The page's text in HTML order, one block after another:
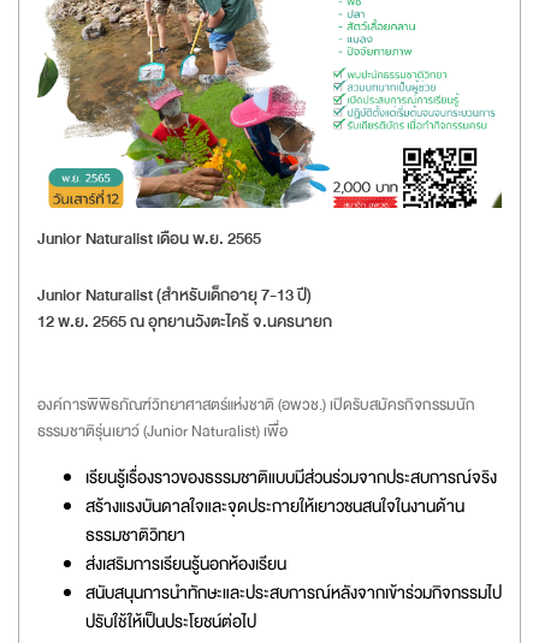
Junior Naturalist เดือน พ.ย. 2565
Junior Naturalist (สำหรับเด็กอายุ 7-13 ปี)
12 พ.ย. 2565 ณ อุทยานวังตะไคร้ จ.นครนายก
องค์การพิพิธภัณฑ์วิทยาศาสตร์แห่งชาติ (อพวช.) เปิดรับสมัครกิจกรรมนัก
ธรรมชาติรุ่นเยาว์ (Junior Naturalist) เพื่อ
เรียนรู้เรื่องราวของธรรมชาติแบบมีส่วนร่วมจากประสบการณ์จริง
สร้างแรงบันดาลใจและจุดประกายให้เยาวชนสนใจในงานด้าน
ธรรมชาติวิทยา
ส่งเสริมการเรียนรู้นอกห้องเรียน
สนับสนุนการนำทักษะและประสบการณ์หลังจากเข้าร่วมกิจกรรมไป
ปรับใช้ให้เป็นประโยชน์ต่อไป